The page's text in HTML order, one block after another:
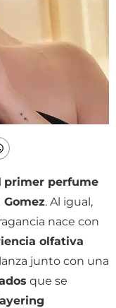
primer perfume
Gomez. Al igual,
nace con
olfativa
junto con una
que se